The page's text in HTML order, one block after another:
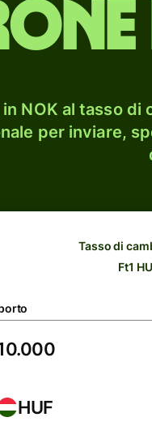
NOK al tasso
per inviare,
Tasso di
Ft1
HUF